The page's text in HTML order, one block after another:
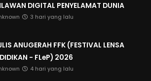
DIGITAL PENYELAMAT DUNIA
3 hari yang lalu
ANUGERAH FFK (FESTIVAL LENSA
- FLeP) 2026
4 hari yang lalu